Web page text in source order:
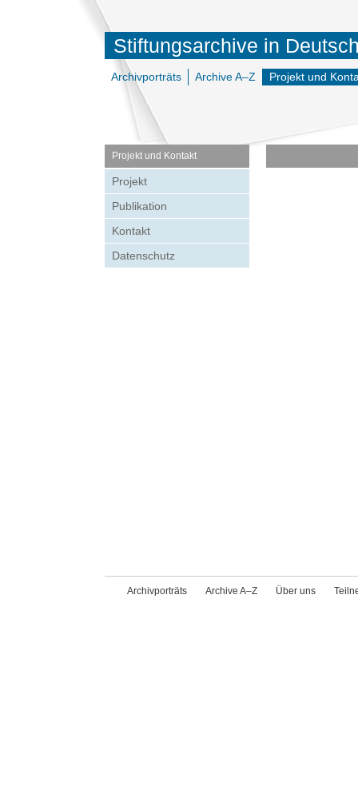
Stiftungsarchive in
Archivporträts Archive A–Z Projekt und
Projekt und Kontakt
Projekt
Publikation
Kontakt
Datenschutz
Archivporträts Archive A–Z Über uns